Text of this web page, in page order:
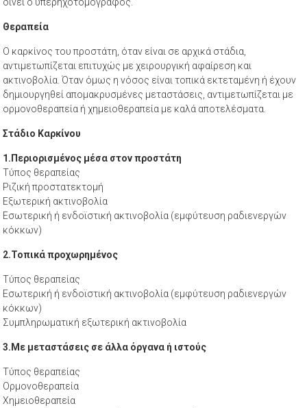
Θεραπεία
Ο καρκίνος του προστάτη, όταν είναι σε αρχικά στάδια,
αντιμετωπίζεται επιτυχώς με χειρουργική αφαίρεση και
ακτινοβολία. Όταν όμως η νόσος είναι τοπικά εκτεταμένη ή έχουν
δημιουργηθεί απομακρυσμένες μεταστάσεις, αντιμετωπίζεται με
ορμονοθεραπεία ή χημειοθεραπεία με καλά αποτελέσματα.
Στάδιο Καρκίνου
1.Περιορισμένος μέσα στον προστάτη
Τύπος θεραπείας
Ριζική προστατεκτομή
Εξωτερική ακτινοβολία
Εσωτερική ή ενδοϊστική ακτινοβολία (εμφύτευση ραδιενεργών
κόκκων)
2.Τοπικά προχωρημένος
Τύπος θεραπείας
Εσωτερική ή ενδοϊστική ακτινοβολία (εμφύτευση ραδιενεργών
κόκκων)
Συμπληρωματική εξωτερική ακτινοβολία
3.Με μεταστάσεις σε άλλα όργανα ή ιστούς
Τύπος θεραπείας
Ορμονοθεραπεία
Χημειοθεραπεία